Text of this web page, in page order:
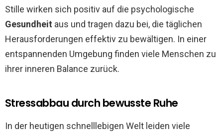
Stille wirken sich positiv auf die psychologische
Gesundheit aus und tragen dazu bei, die täglichen
Herausforderungen effektiv zu bewältigen. In einer
entspannenden Umgebung finden viele Menschen zu
ihrer inneren Balance zurück.
Stressabbau durch bewusste Ruhe
In der heutigen schnelllebigen Welt leiden viele